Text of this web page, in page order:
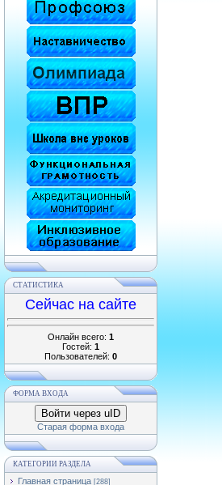
СТАТИСТИКА
Сейчас на сайте
Онлайн всего: 1
Гостей: 1
Пользователей: 0
ФОРМА ВХОДА
Войти через uID
Старая форма входа
КАТЕГОРИИ РАЗДЕЛА
Главная страница [288]